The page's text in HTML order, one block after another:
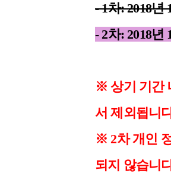
- 1차: 2018년
- 2차: 2018년
※ 상기 기간
서 제외됩니
※ 2차 개인
되지 않습니